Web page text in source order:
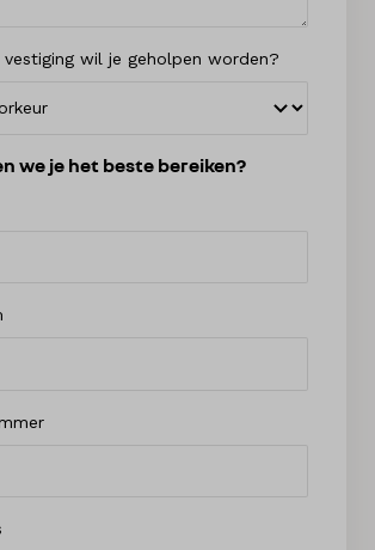
wil je geholpen worden?
we je het beste bereiken?